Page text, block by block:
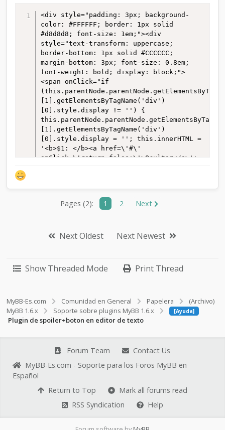
<div style="padding: 3px; background-
color: #FFFFFF; border: 1px solid
#d8d8d8; font-size: 1em;"><div
style="text-transform: uppercase;
border-bottom: 1px solid #CCCCCC;
margin-bottom: 3px; font-size: 0.8em;
font-weight: bold; display: block;">
<span onClick="if
[1].getElementsByTagName('div')
[0].style.display != '') {
[1].getElementsByTagName('div')
[0].style.display = ''; this.innerHTML =
'<b>$1: </b><a href=\'#\'
onClick=\'return false;\'>Ocultar</a>';
[0].style.display = 'none';
this.innerHTML = '<b>$1: </b><a
<a href="#" onClick="return
</div>
Pages (2): 1 2 Next
Next Oldest Next Newest
Show Threaded Mode Print Thread
MyBB-Es.com Comunidad en General Papelera
(Archivo)
MyBB 1.6.x
Soporte sobre plugins MyBB 1.6.x [Ayuda]
Plugin de spoiler+boton en editor de texto
Forum Team
Contact Us
MyBB-Es.com - Soporte para los Foros MyBB en
Español
Return to Top
Mark all forums read
RSS Syndication
Help